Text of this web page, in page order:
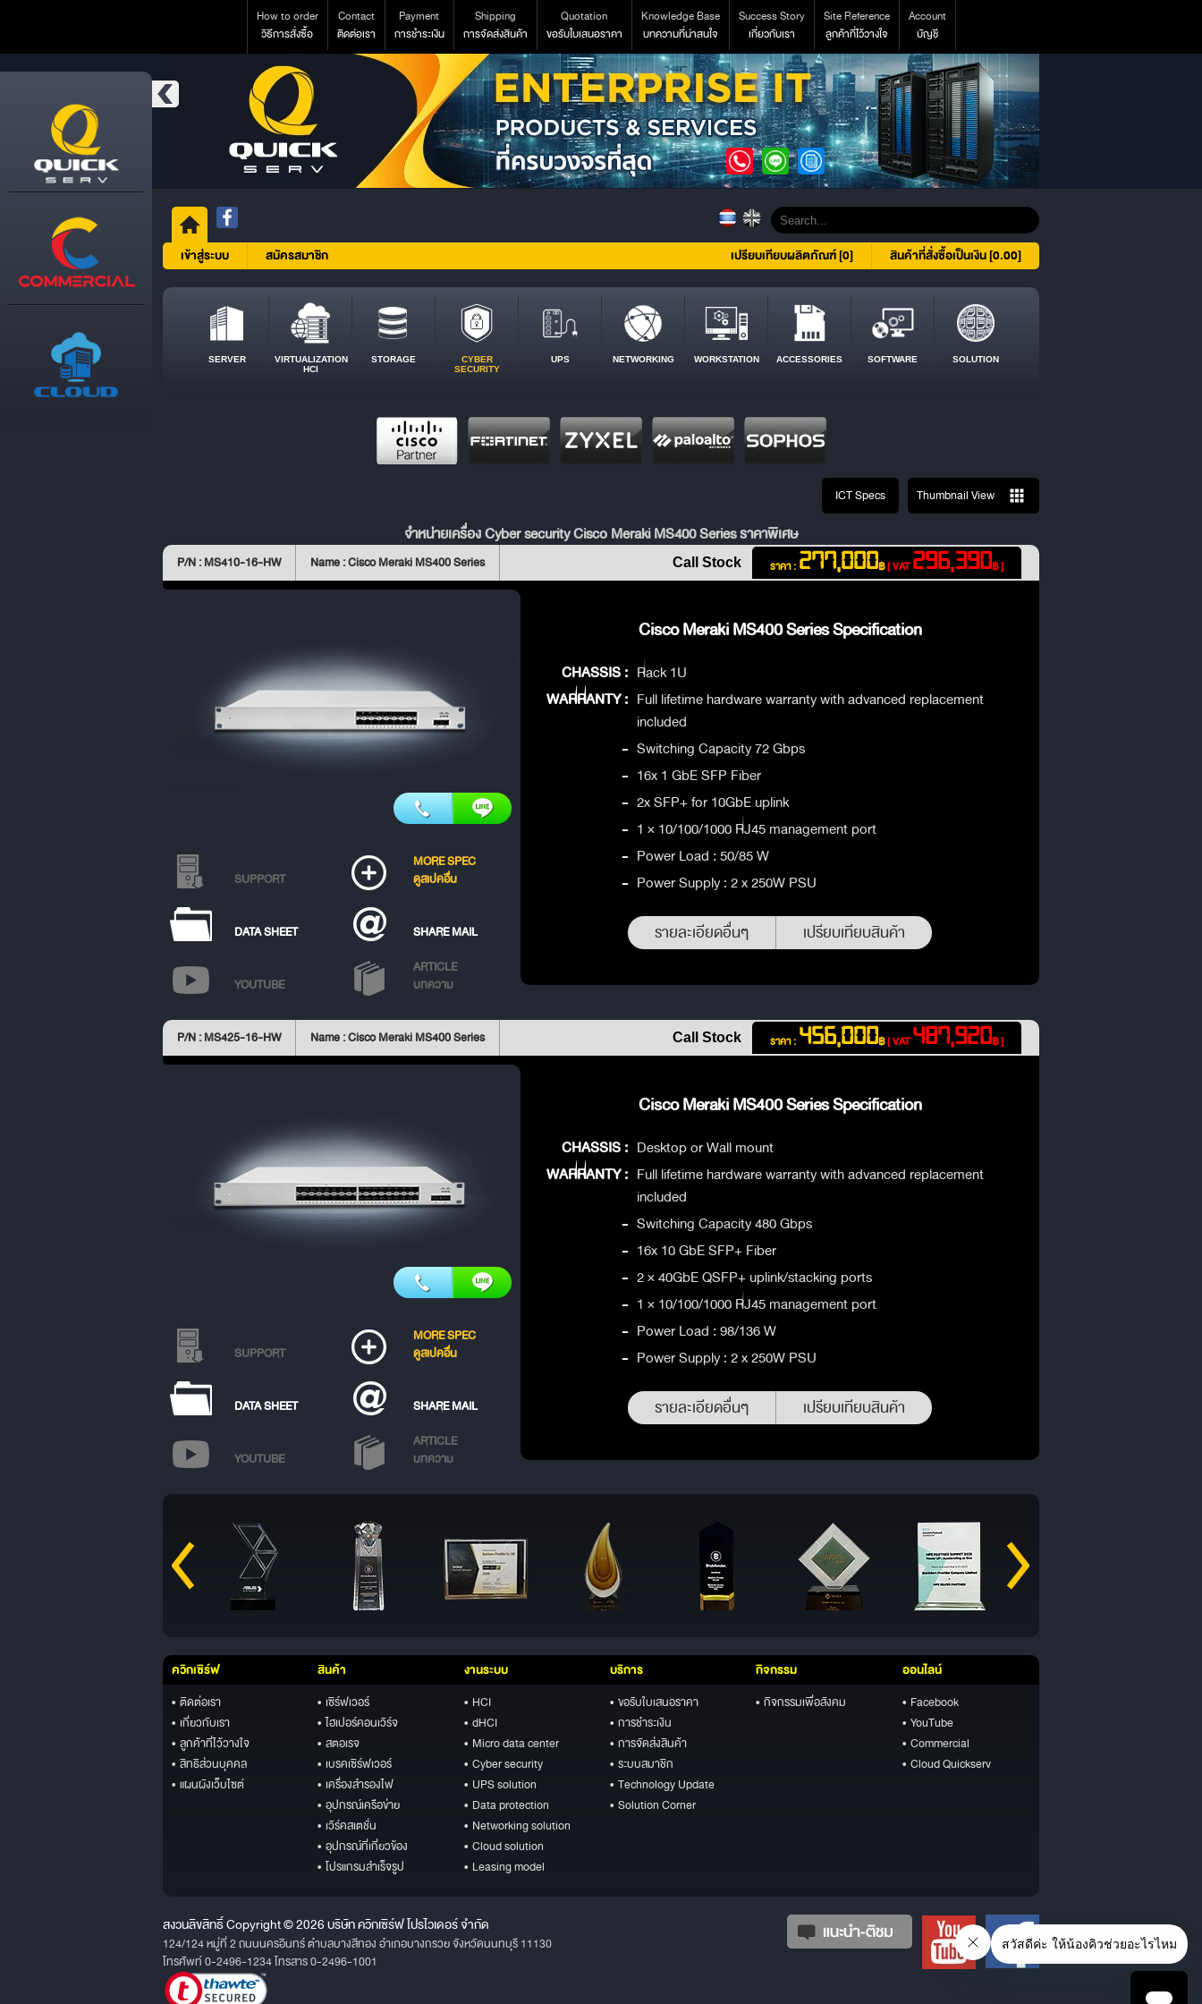
How to order
วิธีการสั่งซื้อ
Contact
ติดต่อเรา
Payment
การชำระเงิน
Shipping
การจัดส่งสินค้า
Quotation
ขอรับใบเสนอราคา
Knowledge Base
บทความที่น่าสนใจ
Success Story
เกี่ยวกับเรา
Site Reference
ลูกค้าที่ไว้วางใจ
Account
บัญชี
เข้าสู่ระบบ สมัครสมาชิก สินค้าที่สั่งซื้อเป็นเงิน [0.00]
เปรียบเทียบผลิตภัณฑ์ [0]
SERVER
VIRTUALIZATION
HCI
STORAGE
CYBER
SECURITY
UPS NETWORKING WORKSTATION ACCESSORIES SOFTWARE SOLUTION
ICT Specs Thumbnail View
จำหน่ายเครื่อง Cyber security Cisco Meraki MS400 Series ราคาพิเศษ
P/N : MS410-16-HW Name : Cisco Meraki MS400 Series ราคา : 277,000฿[ VAT296,390฿ ]
Call Stock
SUPPORT
MORE SPEC
ดูสเปคอื่น
DATA SHEET SHARE MAIL
YOUTUBE
ARTICLE
บทความ
Cisco Meraki MS400 Series Specification
CHASSIS : Rack 1U
WARRANTY : Full lifetime hardware warranty with advanced replacement
included
- Switching Capacity 72 Gbps
- 16x 1 GbE SFP Fiber
- 2x SFP+ for 10GbE uplink
- 1 × 10/100/1000 RJ45 management port
- Power Load : 50/85 W
- Power Supply : 2 x 250W PSU
รายละเอียดอื่นๆ เปรียบเทียบสินค้า
P/N : MS425-16-HW Name : Cisco Meraki MS400 Series ราคา : 456,000฿[ VAT487,920฿ ]
Call Stock
SUPPORT
MORE SPEC
ดูสเปคอื่น
DATA SHEET SHARE MAIL
YOUTUBE
ARTICLE
บทความ
Cisco Meraki MS400 Series Specification
CHASSIS : Desktop or Wall mount
WARRANTY : Full lifetime hardware warranty with advanced replacement
included
- Switching Capacity 480 Gbps
- 16x 10 GbE SFP+ Fiber
- 2 × 40GbE QSFP+ uplink/stacking ports
- 1 × 10/100/1000 RJ45 management port
- Power Load : 98/136 W
- Power Supply : 2 x 250W PSU
รายละเอียดอื่นๆ เปรียบเทียบสินค้า
ควิกเซิร์ฟ
• ติดต่อเรา
• เกี่ยวกับเรา
• ลูกค้าที่ไว้วางใจ
• สิทธิส่วนบุคคล
• แผนผังเว็บไซต์
สินค้า
• เซิร์ฟเวอร์
• ไฮเปอร์คอนเวิร์จ
• สตอเรจ
• เบรคเซิร์ฟเวอร์
• เครื่องสำรองไฟ
• อุปกรณ์เครือข่าย
• เวิร์คสเตชั่น
• อุปกรณ์ที่เกี่ยวข้อง
• โปรแกรมสำเร็จรูป
งานระบบ
• HCI
• dHCI
• Micro data center
• Cyber security
• UPS solution
• Data protection
• Networking solution
• Cloud solution
• Leasing model
บริการ
• ขอรับใบเสนอราคา
• การชำระเงิน
• การจัดส่งสินค้า
• ระบบสมาชิก
• Technology Update
• Solution Corner
กิจกรรม
• กิจกรรมเพื่อสังคม
ออนไลน์
• Facebook
• YouTube
• Commercial
• Cloud Quickserv
สงวนลิขสิทธิ์ Copyright © 2026 บริษัท ควิกเซิร์ฟ โปรไวเดอร์ จำกัด
124/124 หมู่ที่ 2 ถนนนครอินทร์ ตำบลบางสีทอง อำเภอบางกรวย จังหวัดนนทบุรี 11130
โทรศัพท์ 0-2496-1234 โทรสาร 0-2496-1001